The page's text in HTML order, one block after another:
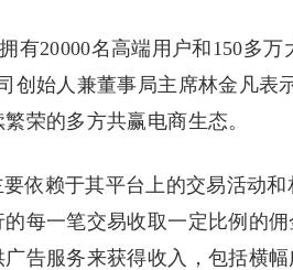
有20000名高端用户和150多
创始人兼董事局主席林金凡表
荣的多方共赢电商生态。
依赖于其平台上的交易活动
每一笔交易收取一定比例的
告服务来获得收入，包括横幅